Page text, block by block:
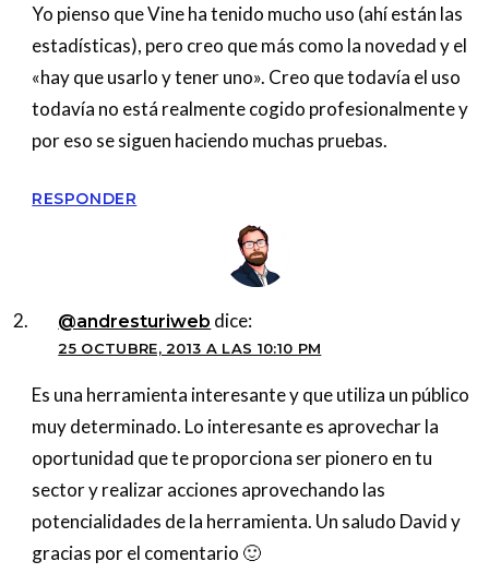
Yo pienso que Vine ha tenido mucho uso (ahí están las
estadísticas), pero creo que más como la novedad y el
«hay que usarlo y tener uno». Creo que todavía el uso
todavía no está realmente cogido profesionalmente y
por eso se siguen haciendo muchas pruebas.
RESPONDER
@andresturiweb dice:
25 OCTUBRE, 2013 A LAS 10:10 PM
Es una herramienta interesante y que utiliza un público
muy determinado. Lo interesante es aprovechar la
oportunidad que te proporciona ser pionero en tu
sector y realizar acciones aprovechando las
potencialidades de la herramienta. Un saludo David y
gracias por el comentario 🙂